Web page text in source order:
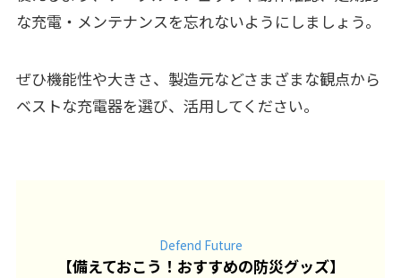
な充電・メンテナンスを忘れないようにしましょう。
ぜひ機能性や大きさ、製造元などさまざまな観点から
ベストな充電器を選び、活用してください。
Defend Future
【備えておこう！おすすめの防災グッズ】